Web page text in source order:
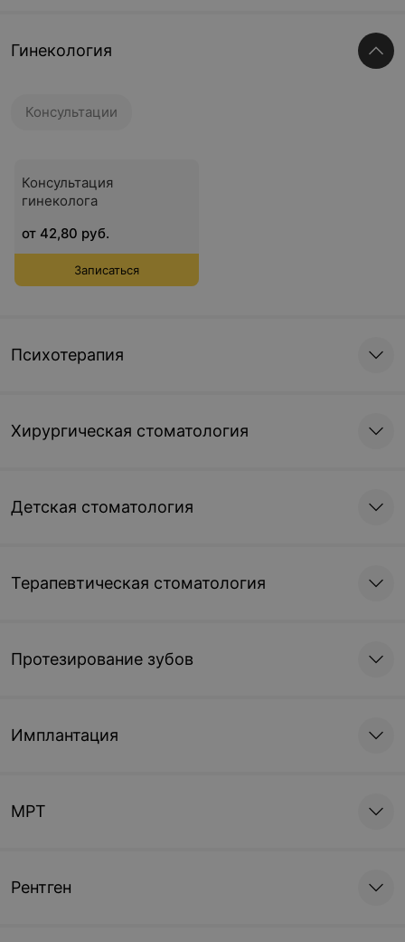
Гинекология
Консультации
Консультация
гинеколога
от 42,80 руб.
Записаться
Психотерапия
Хирургическая стоматология
Детская стоматология
Терапевтическая стоматология
Протезирование зубов
Имплантация
МРТ
Рентген